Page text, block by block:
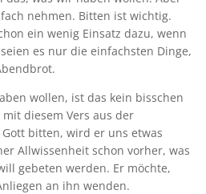
nehmen. Bitten ist wichtig.
ein wenig Einsatz dazu, wenn
es nur die einfachsten Dinge,
wollen, ist das kein bisschen
diesem Vers aus der
bitten, wird er uns etwas
Allwissenheit schon vorher, was
gebeten werden. Er möchte,
an ihn wenden.